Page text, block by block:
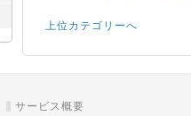
上位カテゴリーへ
サービス概要